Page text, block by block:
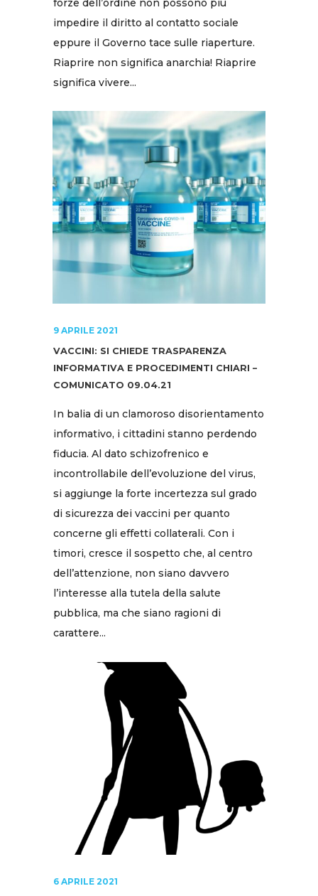
forze dell’ordine non possono più
impedire il diritto al contatto sociale
eppure il Governo tace sulle riaperture.
Riaprire non significa anarchia! Riaprire
significa vivere...
9 APRILE 2021
VACCINI: SI CHIEDE TRASPARENZA
INFORMATIVA E PROCEDIMENTI CHIARI –
COMUNICATO 09.04.21
In balia di un clamoroso disorientamento
informativo, i cittadini stanno perdendo
fiducia. Al dato schizofrenico e
incontrollabile dell’evoluzione del virus,
si aggiunge la forte incertezza sul grado
di sicurezza dei vaccini per quanto
concerne gli effetti collaterali. Con i
timori, cresce il sospetto che, al centro
dell’attenzione, non siano davvero
l’interesse alla tutela della salute
pubblica, ma che siano ragioni di
carattere...
6 APRILE 2021